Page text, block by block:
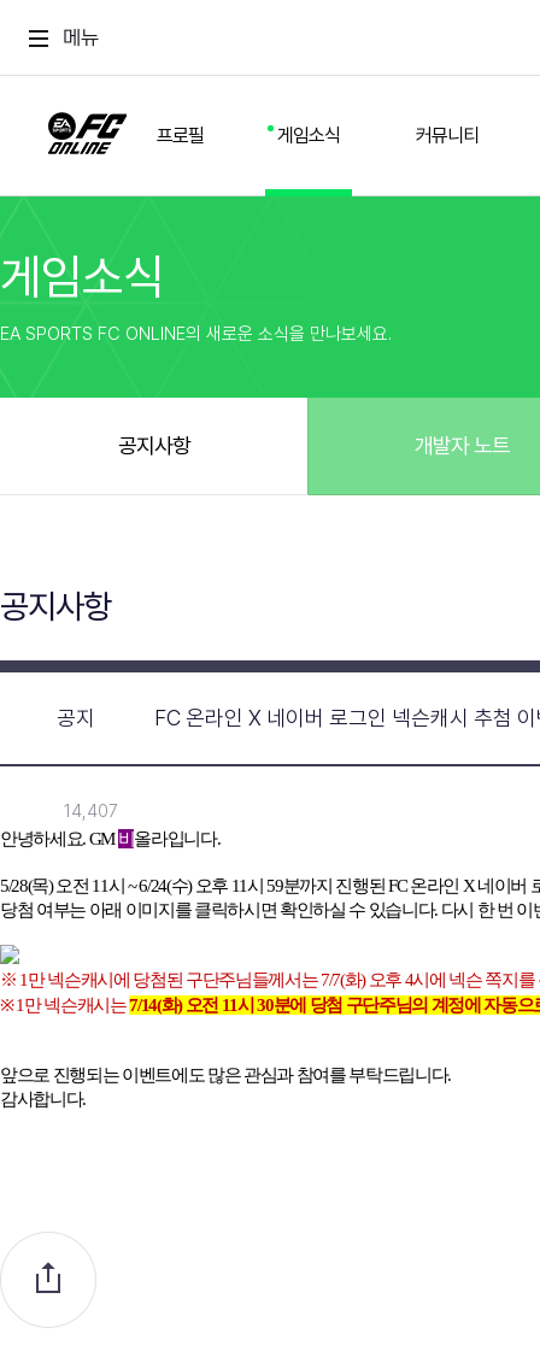
메뉴
프로필 게임소식 커뮤니티
스쿼드
경기 기록
커뮤니티
방명록
설정
업데이트
유저 가이드
게임 플레이 버그 제보
게임소식
EA SPORTS FC ONLINE의 새로운 소식을 만나보세요.
공지사항 개발자 노트
공지사항
공지 FC 온라인 X 네이버 로그인 넥슨캐시 추첨
14,407
안녕하세요.GM비 올라입니다.
5/28(목)오전 11시~ 6/24(수) 오후 11시 59분까지 진행된FC온라인 X네이버
당첨 여부는 아래 이미지를 클릭하시면 확인하실 수 있습니다. 다시 한 번
※ 1만 넥슨캐시에 당첨된 구단주님들께서는7/7(화) 오후4시에 넥슨 쪽지를
※ 1만 넥슨캐시는7/14(화) 오전 11시 30분에 당첨 구단주님의 계정에 자동으
앞으로 진행되는 이벤트에도 많은 관심과 참여를 부탁드립니다.
감사합니다.